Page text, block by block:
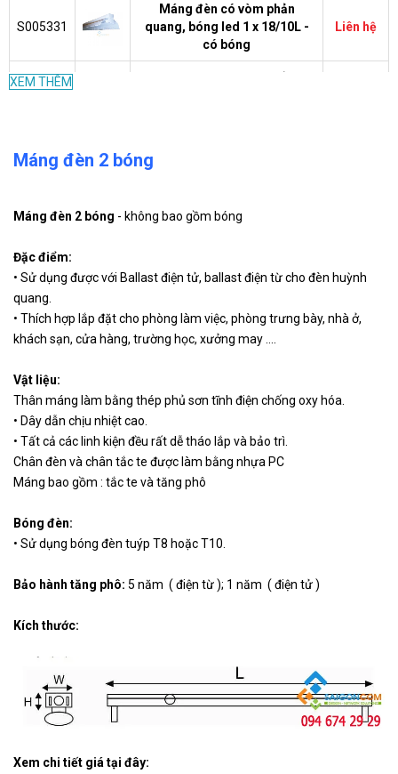
S005331
Máng đèn có vòm phản
quang, bóng led 1 x 18/10L -
có bóng
Liên hệ
PIFC
MATL -
320T
MAT -
Máng đèn xương cá âm trần 2
MATL-
310T
Bộ máng đèn xương cá 3
EBT-
Máng đèn điện tử 1.2m chân
EBT Máng đèn Batten điện tử
230.000
XEM THÊM
Máng đèn 2 bóng
Máng đèn 2 bóng - không bao gồm bóng
Đặc điểm:
• Sử dụng được với Ballast điện tử, ballast điện từ cho đèn huỳnh
quang.
• Thích hợp lắp đặt cho phòng làm việc, phòng trưng bày, nhà ở,
khách sạn, cửa hàng, trường học, xưởng may ....
Vật liệu:
Thân máng làm bằng thép phủ sơn tĩnh điện chống oxy hóa.
• Dây dẫn chịu nhiệt cao.
• Tất cả các linh kiện đều rất dễ tháo lắp và bảo trì.
Chân đèn và chân tắc te được làm bằng nhựa PC
Máng bao gồm : tắc te và tăng phô
Bóng đèn:
• Sử dụng bóng đèn tuýp T8 hoặc T10.
Bảo hành tăng phô: 5 năm ( điện từ ); 1 năm ( điện tử )
Kích thước:
Xem chi tiết giá tại đây: